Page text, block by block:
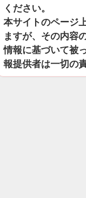
ください。
本サイトのページ
ますが、その内容
情報に基づいて被
報提供者は一切の